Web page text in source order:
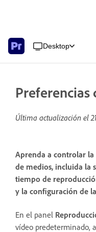
Desktop
Preferencias
Última actualización el
Aprenda a controlar
de medios, incluida la
tiempo de
y la configuración de
En el panel
vídeo predeterminado,